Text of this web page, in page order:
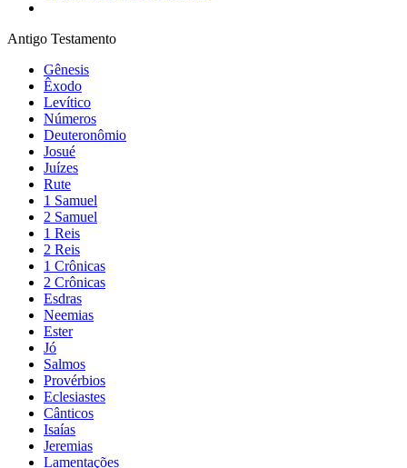
Antigo Testamento
Gênesis
Êxodo
Levítico
Números
Deuteronômio
Josué
Juízes
Rute
1 Samuel
2 Samuel
1 Reis
2 Reis
1 Crônicas
2 Crônicas
Esdras
Neemias
Ester
Jó
Salmos
Provérbios
Eclesiastes
Cânticos
Isaías
Jeremias
Lamentações